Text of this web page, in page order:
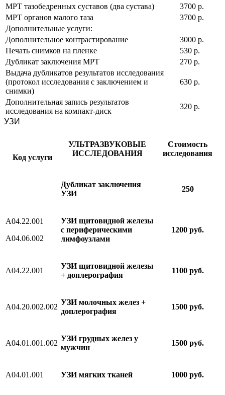
МРТ тазобедренных суставов (два сустава)
3700 р.
МРТ органов малого таза
3700 р.
Дополнительные услуги:
Дополнительное контрастирование
3000 р.
Печать снимков на пленке
530 р.
Дубликат заключения МРТ
270 р.
Выдача дубликатов результатов исследования
(протокол исследования с заключением и
снимки)
630 р.
Дополнительная запись результатов
исследования на компакт-диск
320 р.
УЗИ
Код услуги
УЛЬТРАЗВУКОВЫЕ
ИССЛЕДОВАНИЯ
Стоимость
исследования
Дубликат заключения
УЗИ
250
A04.22.001
A04.06.002
УЗИ щитовидной железы
с периферическими
лимфоузлами
1200 руб.
A04.22.001
УЗИ щитовидной железы
+ доплерография
1100 руб.
A04.20.002.002
УЗИ молочных желез +
доплерография
1500 руб.
А04.01.001.002
УЗИ грудных желез у
мужчин
1500 руб.
A04.01.001 УЗИ мягких тканей 1000 руб.